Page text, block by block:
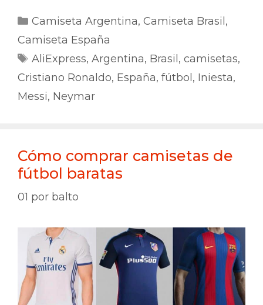
Categorías
Camiseta Argentina, Camiseta Brasil ,
Camiseta España
Etiquetas
AliExpress, Argentina, Brasil , camisetas,
Cristiano Ronaldo, España, fútbol , Iniesta,
Messi, Neymar
Cómo comprar camisetas de
fútbol baratas
01 por balto